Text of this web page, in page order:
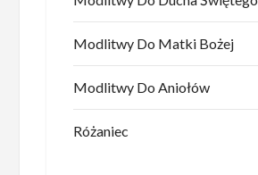
Modlitwy Do Matki Bożej
Modlitwy Do Aniołów
Różaniec